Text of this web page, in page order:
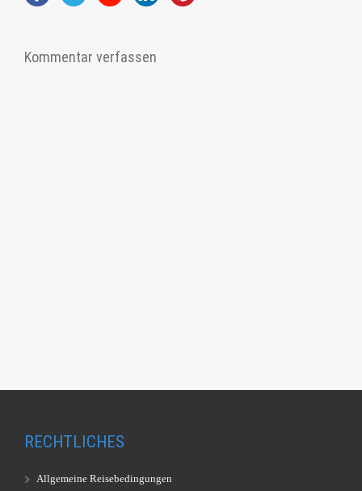
Kommentar verfassen
RECHTLICHES
Allgemeine Reisebedingungen